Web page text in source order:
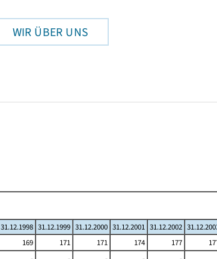
WIR ÜBER UNS
31.12.1998 31.12.1999 31.12.2000 31.12.2001 31.12.2002
169 171 171 174 177